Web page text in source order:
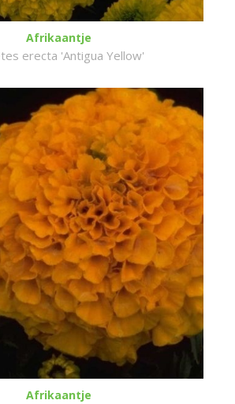
Afrikaantje
erecta 'Antigua Yellow'
Afrikaantje